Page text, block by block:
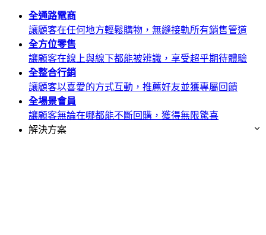
全通路電商
讓顧客在任何地方輕鬆購物，無縫接軌所有銷售管道
全方位零售
讓顧客在線上與線下都能被辨識，享受超乎期待體驗
全整合行銷
讓顧客以喜愛的方式互動，推薦好友並獲專屬回饋
全場景會員
讓顧客無論在哪都能不斷回購，獲得無限驚喜
解決方案